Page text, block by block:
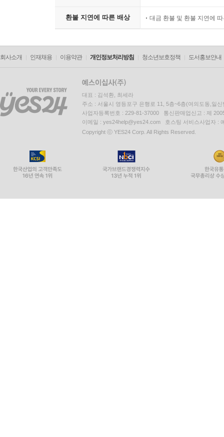
환불 지연에 따른 배상 대금 환불 및 환불 지연에
회사소개 인재채용 이용약관 개인정보처리방침 청소년보호정책 도서홍보안내
대표 : 김석환, 최세라
주소 : 서울시 영등포구 은행로 11, 5층~6층(여의도동,일신
사업자등록번호 : 229-81-37000 통신판매업신고 : 제
이메일 : yes24help@yes24.com 호스팅 서비스사업자 :
Copyright ⓒ YES24 Corp. All Rights Reserved.